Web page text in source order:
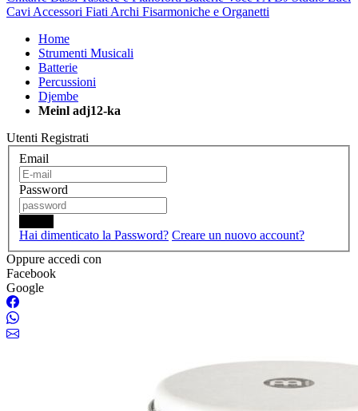
Cavi Accessori Fiati Archi Fisarmoniche e Organetti
Home
Strumenti Musicali
Batterie
Percussioni
Djembe
Meinl adj12-ka
Utenti Registrati
Email
Password
Hai dimenticato la Password? Creare un nuovo account?
Oppure accedi con
Facebook
Google